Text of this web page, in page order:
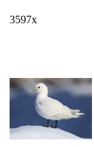
3597x